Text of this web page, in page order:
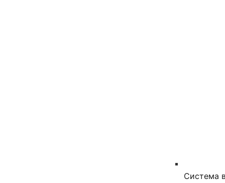
Система